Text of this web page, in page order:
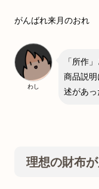
がんばれ来月のおれ
わし
「所作
商品説
述があ
理想の財布